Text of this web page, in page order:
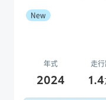
New
年式 走
2024 1.4